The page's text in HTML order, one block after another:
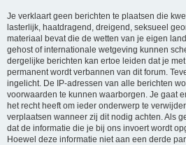
Je verklaart geen berichten te plaatsen die
lasterlijk, haatdragend, dreigend, seksueel
materiaal bevat die de wetten van je eigen
gehost of internationale wetgeving kunnen
dergelijke berichten kan ertoe leiden dat je
permanent wordt verbannen van dit forum.
ingelicht. De IP-adressen van alle berichten
voorwaarden te kunnen waarborgen. Je gaat
het recht heeft om ieder onderwerp te
verplaatsen wanneer zij dit nodig achten. Als
dat de informatie die je bij ons invoert wordt
Hoewel deze informatie niet aan een derde